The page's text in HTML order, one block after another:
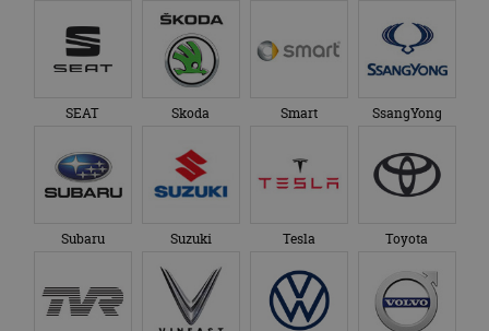
SEAT Skoda Smart SsangYong
Subaru Suzuki Tesla Toyota